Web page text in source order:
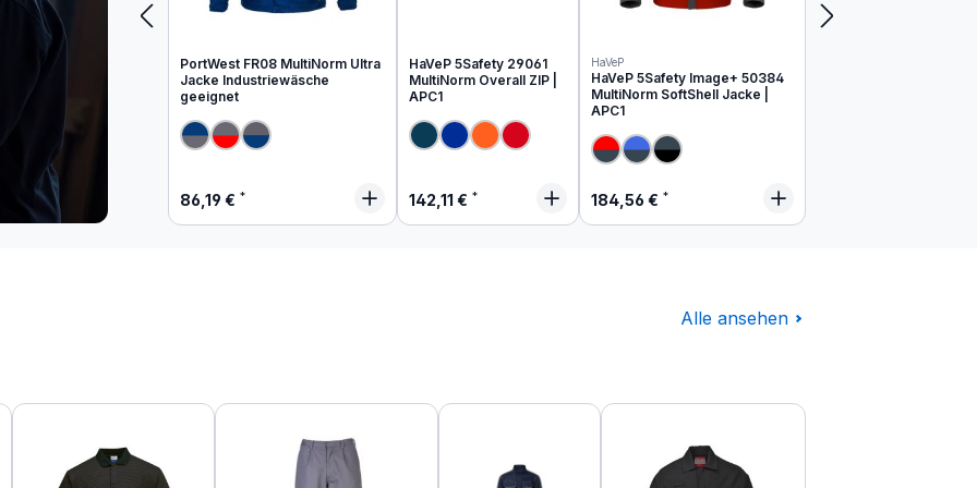
PortWest FR08 MultiNorm Ultra
Jacke Industriewäsche
geeignet
Regulärer Preis:
86,19 €
HaVeP 5Safety 29061
MultiNorm Overall ZIP |
APC1
Regulärer Preis:
142,11 €
HaVeP
HaVeP 5Safety Image+ 50384
MultiNorm SoftShell Jacke |
APC1
Regulärer Preis:
184,56 €
Alle ansehen